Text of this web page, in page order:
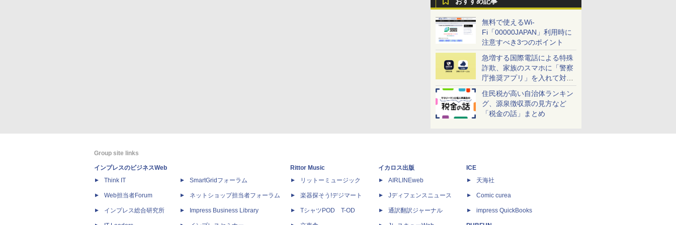
無料で使えるWi-
Fi「00000JAPAN」利用時に
注意すべき3つのポイント
急増する国際電話による特殊
詐欺、家族のスマホに「警察
庁推奨アプリ」を入れて対策
しよう！
住民税が高い自治体ランキン
グ、源泉徴収票の見方など
「税金の話」まとめ
Group site links
インプレスのビジネスWeb
Think IT
Web担当者Forum
インプレス総合研究所
SmartGridフォーラム
ネットショップ担当者フォーラム
Impress Business Library
Rittor Music
リットーミュージック
楽器探そう!デジマート
TシャツPOD T-OD
イカロス出版
AIRLINEweb
Jディフェンスニュース
通訳翻訳ジャーナル
ICE
天海社
Comic curea
impress QuickBooks